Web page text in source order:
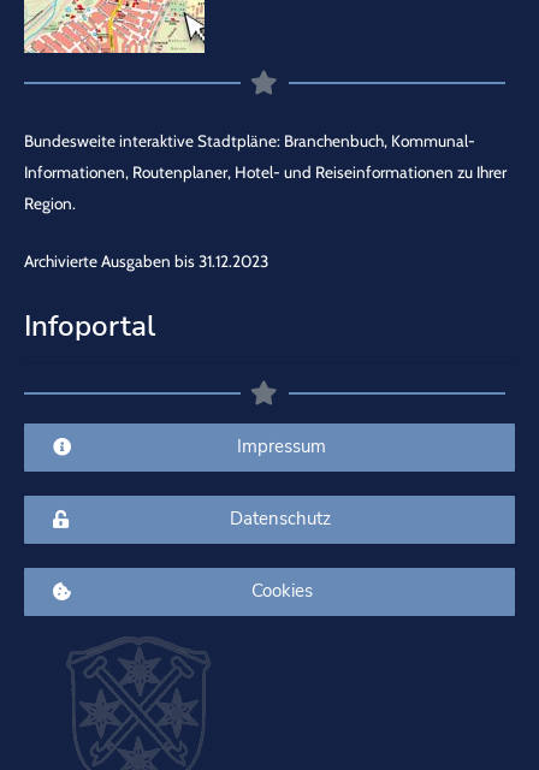
Bundesweite interaktive Stadtpläne: Branchenbuch, Kommunal-
Informationen, Routenplaner, Hotel- und Reiseinformationen zu Ihrer
Region.
Archivierte Ausgaben bis 31.12.2023
Infoportal
Impressum
Datenschutz
Cookies